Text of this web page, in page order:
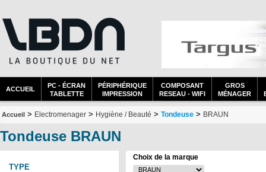
ACCUEIL
PC - ÉCRAN
TABLETTE
PÉRIPHÉRIQUE
IMPRESSION
COMPOSANT
RESEAU - WIFI
GROS
MÉNAGER
Accueil > Electromenager > Hygiène / Beauté > Tondeuse > BRAUN
Tondeuse BRAUN
TYPE
Choix de la marque